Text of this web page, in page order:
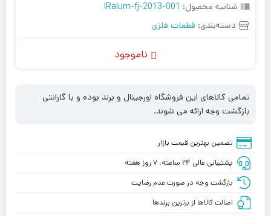
شناسه محصول: IRalum-fj-2013-001
دسته‌بندی: قطعات فلزی
ناموجود
تمامی کالاهای این فروشگاه اورجینال و برند بوده و با گارانتی
بازگشت وجه ارائه می شوند.
تضمین بهترین قیمت بازار
پشتیبانی عالی ۲۴ ساعته، ۷ روز هفته
بازگشت وجه در صورت عدم رضایت
اصالت کالاها از برترین برندها